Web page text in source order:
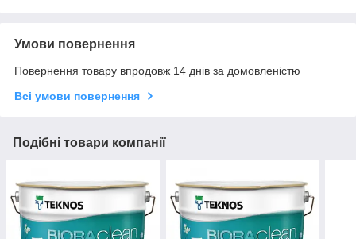
Умови повернення
Повернення товару впродовж 14 днів за домовленістю
Всі умови повернення
Подібні товари компанії